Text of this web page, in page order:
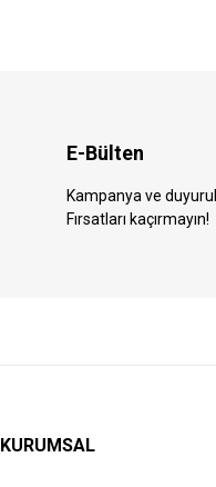
E-Bülten
Kampanya ve
Fırsatları kaçırmayın!
KURUMSAL